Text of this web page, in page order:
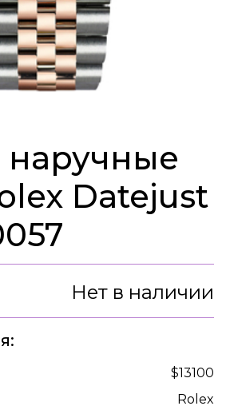
наручные
Datejust
Нет в наличии
$13100
Rolex